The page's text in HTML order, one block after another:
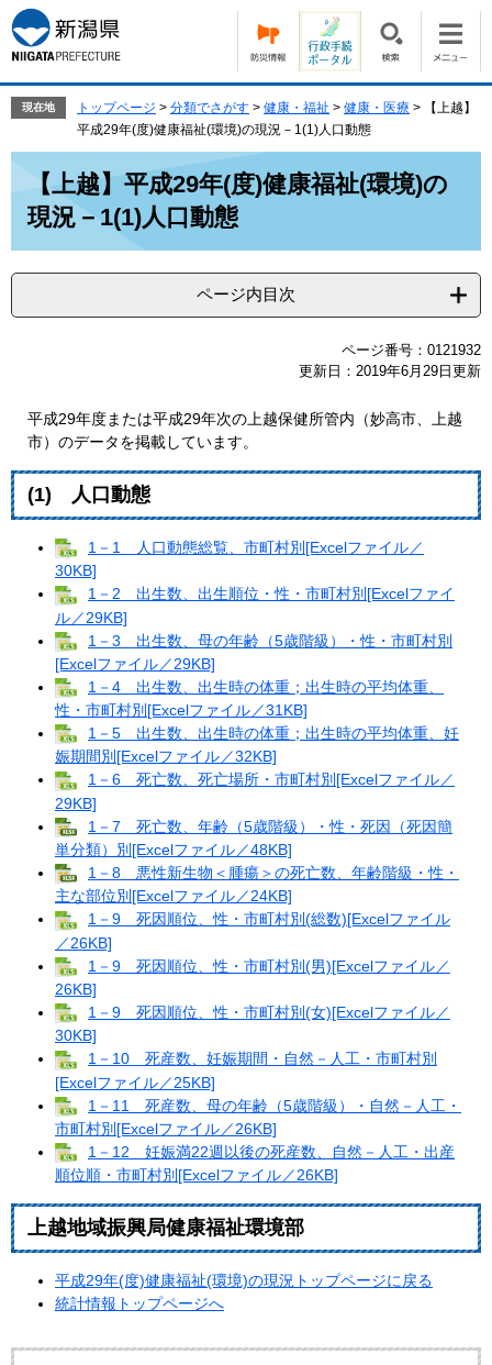
ー
ジ
の
で
ニ
ュ
ー
ば
現在地 トップページ > 分類でさがす > 健康・福祉 > 健康・医療 >
【上越】
平成29年(度)健康福祉(環境)の現況－1(1)人口動態
【上越】平成29年(度)健康福祉(環境)の
現況－1(1)人口動態
ページ内目次
ページ番号：0121932
更新日：2019年6月29日更新
平成29年度または平成29年次の上越保健所管内（妙高市、上越
市）のデータを掲載しています。
(1) 人口動態
1－1 人口動態総覧、市町村別[Excelファイル／
30KB]
1－2 出生数、出生順位・性・市町村別[Excelファイ
ル／29KB]
1－3 出生数、母の年齢（5歳階級）・性・市町村別
[Excelファイル／29KB]
1－4 出生数、出生時の体重；出生時の平均体重、
性・市町村別[Excelファイル／31KB]
1－5 出生数、出生時の体重；出生時の平均体重、妊
娠期間別[Excelファイル／32KB]
1－6 死亡数、死亡場所・市町村別[Excelファイル／
29KB]
1－7 死亡数、年齢（5歳階級）・性・死因（死因簡
単分類）別[Excelファイル／48KB]
1－8 悪性新生物＜腫瘍＞の死亡数、年齢階級・性・
主な部位別[Excelファイル／24KB]
1－9 死因順位、性・市町村別(総数)[Excelファイル
／26KB]
1－9 死因順位、性・市町村別(男)[Excelファイル／
26KB]
1－9 死因順位、性・市町村別(女)[Excelファイル／
30KB]
1－10 死産数、妊娠期間・自然－人工・市町村別
[Excelファイル／25KB]
1－11 死産数、母の年齢（5歳階級）・自然－人工・
市町村別[Excelファイル／26KB]
1－12 妊娠満22週以後の死産数、自然－人工・出産
順位順・市町村別[Excelファイル／26KB]
上越地域振興局健康福祉環境部
平成29年(度)健康福祉(環境)の現況トップページに戻る
統計情報トップページへ